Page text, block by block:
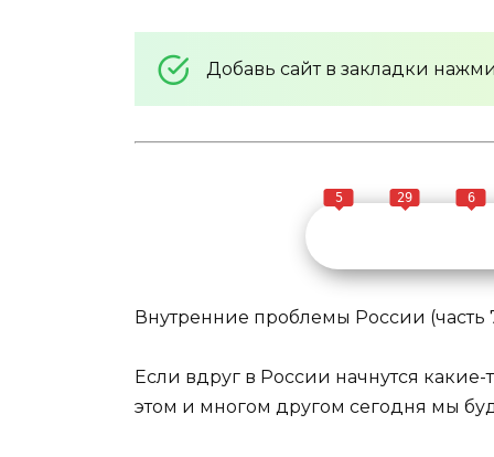
Добавь сайт в закладки
5 29 6
Внутренние проблемы России (часть
Если вдруг в России начнутся какие-
этом и многом другом сегодня мы